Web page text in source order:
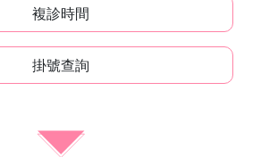
複診時間
掛號查詢